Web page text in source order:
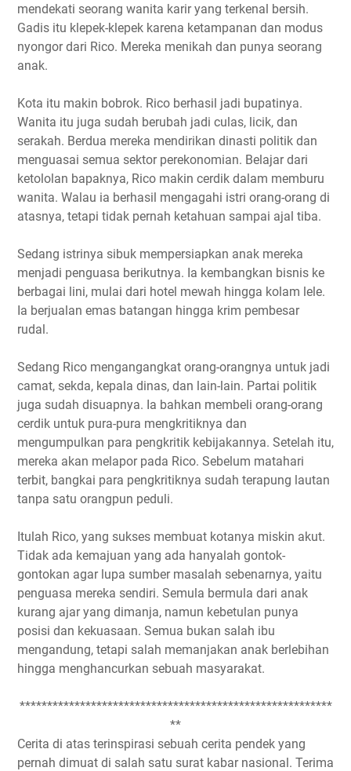
mendekati seorang wanita karir yang terkenal bersih.
Gadis itu klepek-klepek karena ketampanan dan modus
nyongor dari Rico. Mereka menikah dan punya seorang
anak.
Kota itu makin bobrok. Rico berhasil jadi bupatinya.
Wanita itu juga sudah berubah jadi culas, licik, dan
serakah. Berdua mereka mendirikan dinasti politik dan
menguasai semua sektor perekonomian. Belajar dari
ketololan bapaknya, Rico makin cerdik dalam memburu
wanita. Walau ia berhasil mengagahi istri orang-orang di
atasnya, tetapi tidak pernah ketahuan sampai ajal tiba.
Sedang istrinya sibuk mempersiapkan anak mereka
menjadi penguasa berikutnya. Ia kembangkan bisnis ke
berbagai lini, mulai dari hotel mewah hingga kolam lele.
Ia berjualan emas batangan hingga krim pembesar
rudal.
Sedang Rico mengangangkat orang-orangnya untuk jadi
camat, sekda, kepala dinas, dan lain-lain. Partai politik
juga sudah disuapnya. Ia bahkan membeli orang-orang
cerdik untuk pura-pura mengkritiknya dan
mengumpulkan para pengkritik kebijakannya. Setelah itu,
mereka akan melapor pada Rico. Sebelum matahari
terbit, bangkai para pengkritiknya sudah terapung lautan
tanpa satu orangpun peduli.
Itulah Rico, yang sukses membuat kotanya miskin akut.
Tidak ada kemajuan yang ada hanyalah gontok-
gontokan agar lupa sumber masalah sebenarnya, yaitu
penguasa mereka sendiri. Semula bermula dari anak
kurang ajar yang dimanja, namun kebetulan punya
posisi dan kekuasaan. Semua bukan salah ibu
mengandung, tetapi salah memanjakan anak berlebihan
hingga menghancurkan sebuah masyarakat.
*********************************************************
**
Cerita di atas terinspirasi sebuah cerita pendek yang
pernah dimuat di salah satu surat kabar nasional. Terima